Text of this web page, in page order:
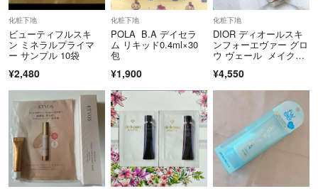
化粧下地
ビューティフルスキ
ン ミネラルプライマ
ー サンプル 10袋
¥2,480
化粧下地
POLA B.A デイセラ
ム リキッド0.4ml×30
包
¥1,900
化粧下地
DIOR ディオールスキ
ンフォーエヴァー グロ
ウ ヴェール メイクア
¥4,550